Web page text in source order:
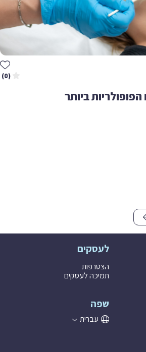
(0)
ביותר
לעסקים
הצטרפות
תמיכה לעסקים
שפה
עברית